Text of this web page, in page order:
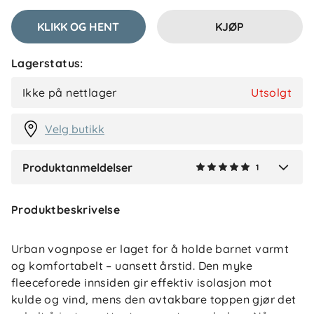
KLIKK OG HENT KJØP
Lagerstatus:
Ikke på nettlager Utsolgt
Velg butikk
Produktanmeldelser 1
Nora
Tusen takk for hyggelig tilbakemelding! 😊 Så
koselig å høre at dere er så fornøyde med
deres! 🌸
Produktbeskrivelse
Urban vognpose er laget for å holde barnet varmt
og komfortabelt – uansett årstid. Den myke
fleeceforede innsiden gir effektiv isolasjon mot
kulde og vind, mens den avtakbare toppen gjør det